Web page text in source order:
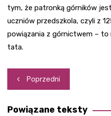
tym, że patronką górników
uczniów przedszkola, czyli z
powiązania z górnictwem – to
tata.
Nawigacja
wpisu
Poprzedni
Powiązane teksty